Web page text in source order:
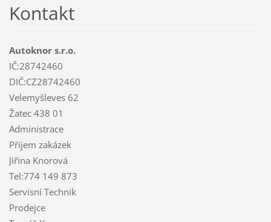
Kontakt
Autoknor s.r.o.
IČ:28742460
DIČ:CZ28742460
Velemyšleves 62
Žatec 438 01
Administrace
Příjem zakázek
Jiřina Knorová
Tel:774 149 873
Servisní Technik
Prodejce